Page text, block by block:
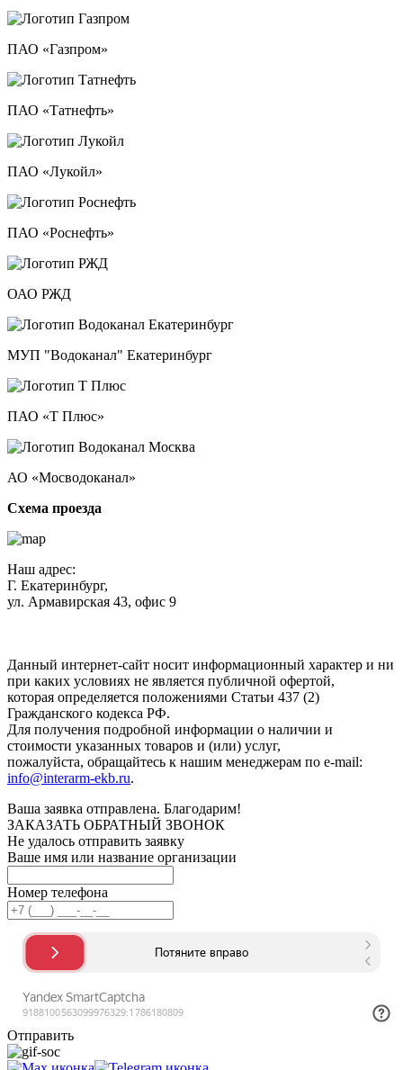
ПАО «Газпром»
ПАО «Татнефть»
ПАО «Лукойл»
ПАО «Роснефть»
ОАО РЖД
МУП "Водоканал" Екатеринбург
ПАО «Т Плюс»
АО «Мосводоканал»
Схема проезда
Наш адрес:
Г. Екатеринбург,
ул. Армавирская 43, офис 9
Данный интернет-сайт носит информационный характер и ни
при каких условиях не является публичной офертой,
которая определяется положениями Статьи 437 (2)
Гражданского кодекса РФ.
Для получения подробной информации о наличии и
стоимости указанных товаров и (или) услуг,
пожалуйста, обращайтесь к нашим менеджерам по e-mail:
info@interarm-ekb.ru.
Ваша заявка отправлена. Благодарим!
ЗАКАЗАТЬ ОБРАТНЫЙ ЗВОНОК
Не удалось отправить заявку
Ваше имя или название организации
Номер телефона
Отправить